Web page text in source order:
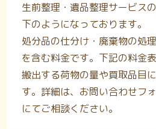
生前整理・遺品整理サービス
下のようになっております。
処分品の仕分け・廃棄物の処
を含む料金です。下記の料金
搬出する荷物の量や買取品目
す。詳細は、お問い合わせフ
にてご相談ください。